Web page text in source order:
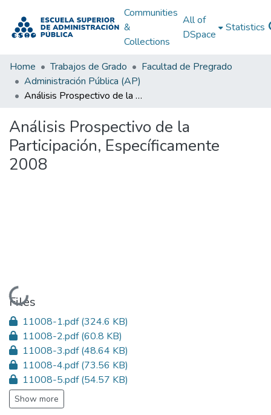
Communities
&
Collections
All of
DSpace
Statistics
Home Trabajos de Grado
Facultad de Pregrado
Administración Pública (AP)
Análisis Prospectivo de la Participación, Específicamente 2008
Análisis Prospectivo de la
Participación, Específicamente
2008
Loading...
Files
11008-1.pdf(324.6 KB)
11008-2.pdf(60.8 KB)
11008-3.pdf(48.64 KB)
11008-4.pdf(73.56 KB)
11008-5.pdf(54.57 KB)
Show more